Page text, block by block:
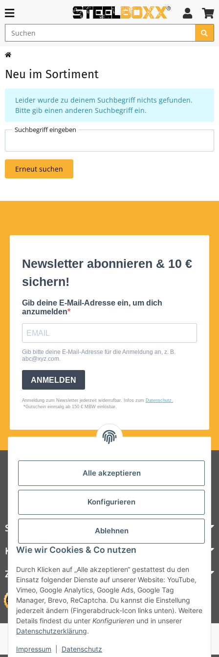
Alle akzeptieren
Konfigurieren
Ablehnen
Wie wir Cookies & Co nutzen
Durch Klicken auf „Alle akzeptieren“ gestattest du den
Einsatz folgender Dienste auf unserer Website: YouTube,
Vimeo, Google Analytics, Google Ads, Google Tag
Manager, Brevo, ReCaptcha. Du kannst die Einstellung
jederzeit ändern (Fingerabdruck-Icon links unten). Weitere
Details findest du unter Konfigurieren und in unserer
Datenschutzerklärung.
Impressum Datenschutz
Neu im Sortiment
xLeider wurde zu deinem Suchbegriff nichts gefunden.
Bitte gib einen anderen Suchbegriff ein.
Suchbegriff eingeben
Erneut suchen
Folgt uns auf Social Media
Steelboxx
Kundenservice
Zahlungsmöglichkeiten
© 1964 - 2026 Lüllmann GmbH
© 1964 - 2024 Lüllmann GmbH